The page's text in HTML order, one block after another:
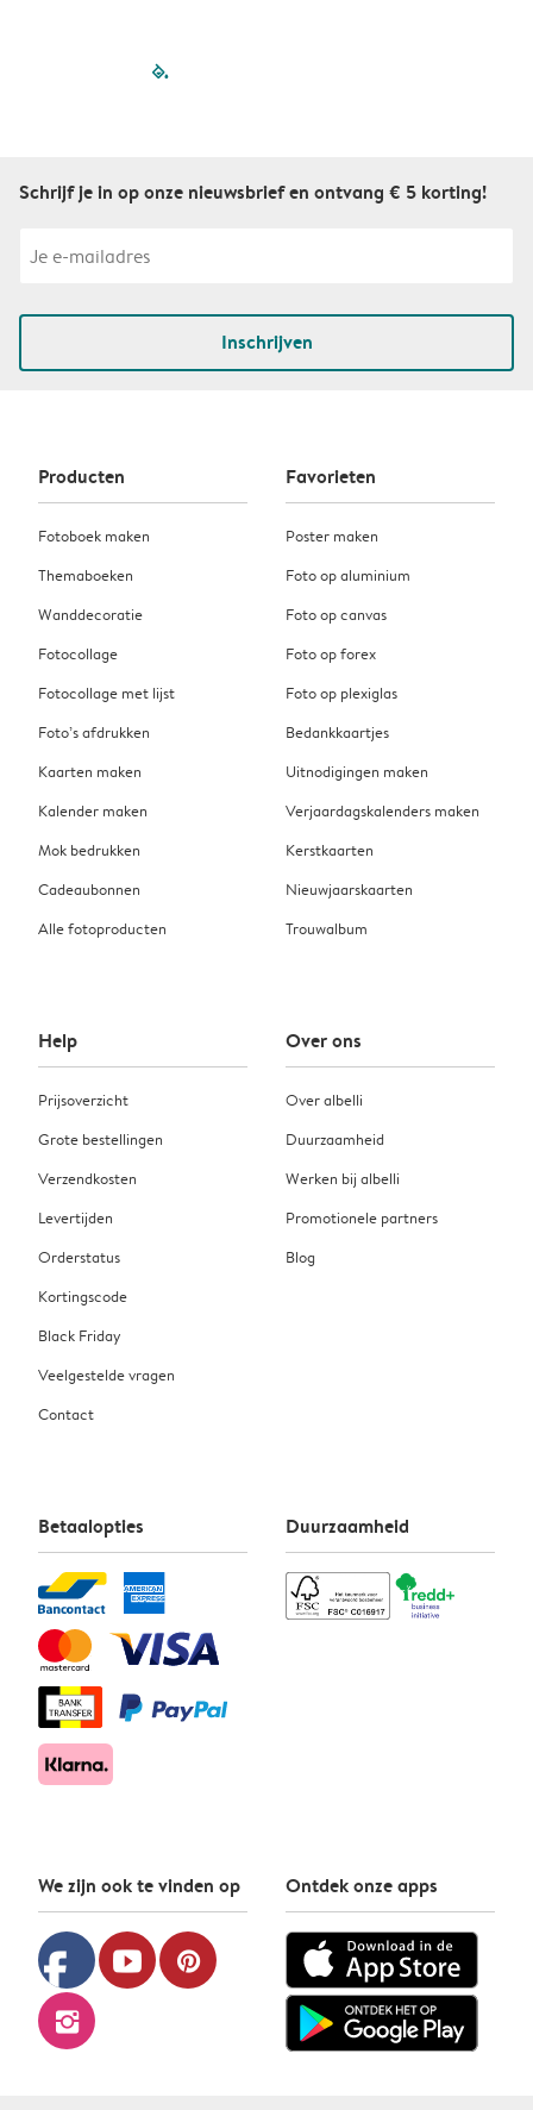
filled-pagination
Schrijf je in op onze nieuwsbrief en ontvang € 5 korting!
Inschrijven
Producten
Fotoboek maken
Themaboeken
Wanddecoratie
Fotocollage
Fotocollage met lijst
Foto’s afdrukken
Kaarten maken
Kalender maken
Mok bedrukken
Cadeaubonnen
Alle fotoproducten
Favorieten
Poster maken
Foto op aluminium
Foto op canvas
Foto op forex
Foto op plexiglas
Bedankkaartjes
Uitnodigingen maken
Verjaardagskalenders maken
Kerstkaarten
Nieuwjaarskaarten
Trouwalbum
Help
Prijsoverzicht
Grote bestellingen
Verzendkosten
Levertijden
Orderstatus
Kortingscode
Black Friday
Veelgestelde vragen
Contact
Over ons
Over albelli
Duurzaamheid
Werken bij albelli
Promotionele partners
Blog
Betaalopties Duurzaamheid
We zijn ook te vinden op
facebook youtube pinterest
instagram
Ontdek onze apps